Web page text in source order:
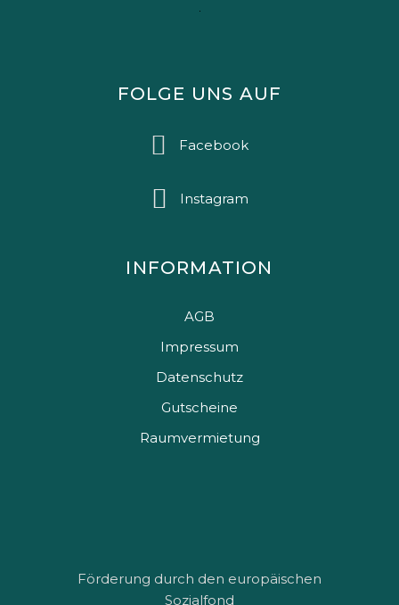
FOLGE UNS AUF
Facebook
Instagram
INFORMATION
AGB
Impressum
Datenschutz
Gutscheine
Raumvermietung
Förderung durch den europäischen
Sozialfond